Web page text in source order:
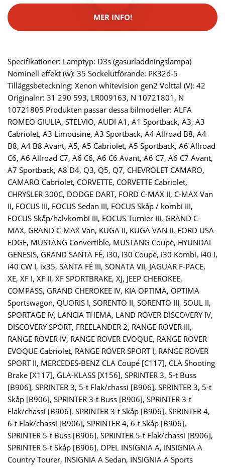
MER INFO!
Specifikationer: Lamptyp: D3s (gasurladdningslampa)
Nominell effekt (w): 35 Sockelutförande: PK32d-5
Tilläggsbeteckning: Xenon whitevision gen2 Volttal (V): 42
Originalnr: 31 290 593, LR009163, N 10721801, N
10721805 Produkten passar dessa bilmodeller: ALFA
ROMEO GIULIA, STELVIO, AUDI A1, A1 Sportback, A3, A3
Cabriolet, A3 Limousine, A3 Sportback, A4 Allroad B8, A4
B8, A4 B8 Avant, A5, A5 Cabriolet, A5 Sportback, A6 Allroad
C6, A6 Allroad C7, A6 C6, A6 C6 Avant, A6 C7, A6 C7 Avant,
A7 Sportback, A8 D4, Q3, Q5, Q7, CHEVROLET CAMARO,
CAMARO Cabriolet, CORVETTE, CORVETTE Cabriolet,
CHRYSLER 300C, DODGE DART, FORD C-MAX II, C-MAX Van
II, FOCUS III, FOCUS Sedan III, FOCUS Skåp / kombi III,
FOCUS Skåp/halvkombi III, FOCUS Turnier III, GRAND C-
MAX, GRAND C-MAX Van, KUGA II, KUGA VAN II, FORD USA
EDGE, MUSTANG Convertible, MUSTANG Coupé, HYUNDAI
GENESIS, GRAND SANTA FÉ, i30, i30 Coupé, i30 Kombi, i40 I,
i40 CW I, ix35, SANTA FÉ III, SONATA VII, JAGUAR F-PACE,
XE, XF I, XF II, XF SPORTBRAKE, XJ, JEEP CHEROKEE,
COMPASS, GRAND CHEROKEE IV, KIA OPTIMA, OPTIMA
Sportswagon, QUORIS I, SORENTO II, SORENTO III, SOUL II,
SPORTAGE IV, LANCIA THEMA, LAND ROVER DISCOVERY IV,
DISCOVERY SPORT, FREELANDER 2, RANGE ROVER III,
RANGE ROVER IV, RANGE ROVER EVOQUE, RANGE ROVER
EVOQUE Cabriolet, RANGE ROVER SPORT I, RANGE ROVER
SPORT II, MERCEDES-BENZ CLA Coupé [C117], CLA Shooting
Brake [X117], GLA-KLASS [X156], SPRINTER 3, 5-t Buss
[B906], SPRINTER 3, 5-t Flak/chassi [B906], SPRINTER 3, 5-t
Skåp [B906], SPRINTER 3-t Buss [B906], SPRINTER 3-t
Flak/chassi [B906], SPRINTER 3-t Skåp [B906], SPRINTER 4,
6-t Flak/chassi [B906], SPRINTER 4, 6-t Skåp [B906],
SPRINTER 5-t Buss [B906], SPRINTER 5-t Flak/chassi [B906],
SPRINTER 5-t Skåp [B906], OPEL INSIGNIA A, INSIGNIA A
Country Tourer, INSIGNIA A Sedan, INSIGNIA A Sports